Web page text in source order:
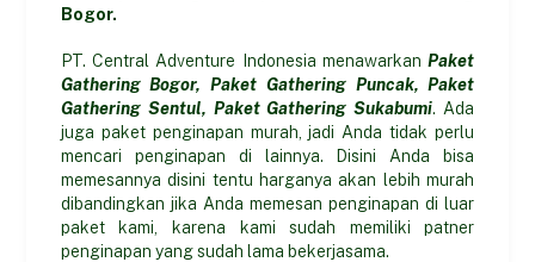
Bogor.
PT. Central Adventure Indonesia menawarkanPaket
Gathering Bogor, Paket Gathering Puncak, Paket
Gathering Sentul, Paket Gathering Sukabumi. Ada
juga paket penginapan murah, jadi Anda tidak perlu
mencari penginapan di lainnya. Disini Anda bisa
memesannya disini tentu harganya akan lebih murah
dibandingkan jika Anda memesan penginapan di luar
paket kami, karena kami sudah memiliki patner
penginapan yang sudah lama bekerjasama.